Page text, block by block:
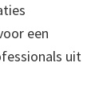
een
uit